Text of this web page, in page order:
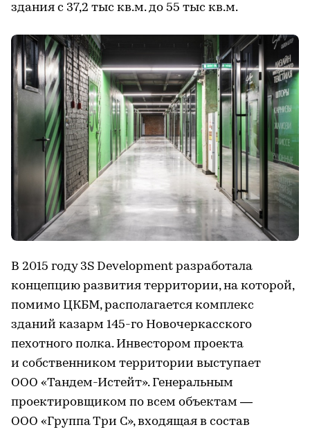
здания с 37,2 тыс кв.м. до 55 тыс кв.м.
В 2015 году 3S Development разработала
концепцию развития территории, на которой,
помимо ЦКБМ, располагается комплекс
зданий казарм 145-го Новочеркасского
пехотного полка. Инвестором проекта
и собственником территории выступает
ООО «Тандем-Истейт». Генеральным
проектировщиком по всем объектам —
ООО «Группа Три С», входящая в состав